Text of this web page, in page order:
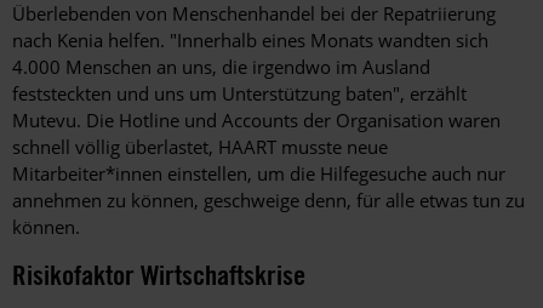
Überlebenden von Menschenhandel bei der Repatriierung
nach Kenia helfen. "Innerhalb eines Monats wandten sich
4.000 Menschen an uns, die irgendwo im Ausland
feststeckten und uns um Unterstützung baten", erzählt
Mutevu. Die Hotline und Accounts der Organisation waren
schnell völlig überlastet, HAART musste neue
Mitarbeiter*innen einstellen, um die Hilfegesuche auch nur
annehmen zu können, geschweige denn, für alle etwas tun zu
können.
Risikofaktor Wirtschaftskrise